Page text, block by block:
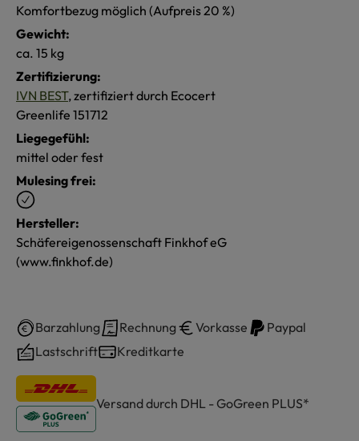
Komfortbezug möglich (Aufpreis 20 %)
Gewicht:
ca. 15 kg
Zertifizierung:
IVN BEST, zertifiziert durch Ecocert
Greenlife 151712
Liegegefühl:
mittel oder fest
Mulesing frei:
Hersteller:
Schäfereigenossenschaft Finkhof eG
(www.finkhof.de)
Barzahlung Rechnung Vorkasse
Paypal
Lastschrift
Kreditkarte
Versand durch DHL - GoGreen PLUS*